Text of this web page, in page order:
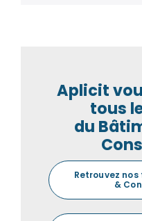
Aplicit
tous
du
Retrouvez
&